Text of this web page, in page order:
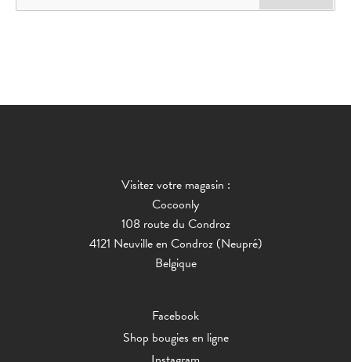
Visitez votre magasin :
Cocoonly
108 route du Condroz
4121 Neuville en Condroz (Neupré)
Belgique
Facebook
Shop bougies en ligne